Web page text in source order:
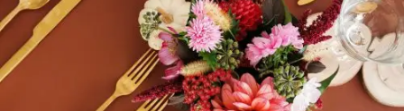
IL TEAM
CONTATTI